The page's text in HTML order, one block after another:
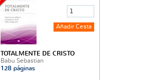
TOTALMENTE DE CRISTO
Babu Sebastian
128 páginas